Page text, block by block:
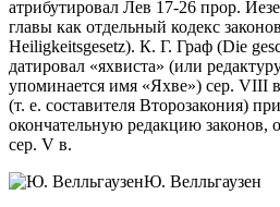
атрибутировал Лев 17-26 прор.
главы как отдельный кодекс
Heiligkeitsgesetz). К. Г. Граф (Die
датировал «яхвиста» (или
упоминается имя «Яхве») сер. VIII
(т. е. составителя Второзакония)
окончательную редакцию законов,
сер. V в.
Ю. Велльгаузен